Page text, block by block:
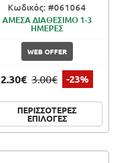
Κωδικός: #061064
ΑΜΕΣΑ ΔΙΑΘΕΣΙΜΟ 1-3
ΗΜΕΡΕΣ
WEB OFFER
2.30€ 3.00€ -23%
ΠΕΡΙΣΣΟΤΕΡΕΣ
ΕΠΙΛΟΓΕΣ